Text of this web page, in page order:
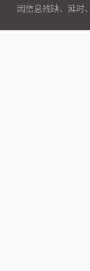
因信息残缺、延时